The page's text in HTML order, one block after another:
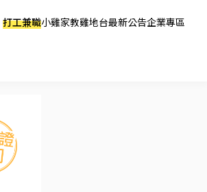
打工兼職小雞家教雞地台最新公告企業專區